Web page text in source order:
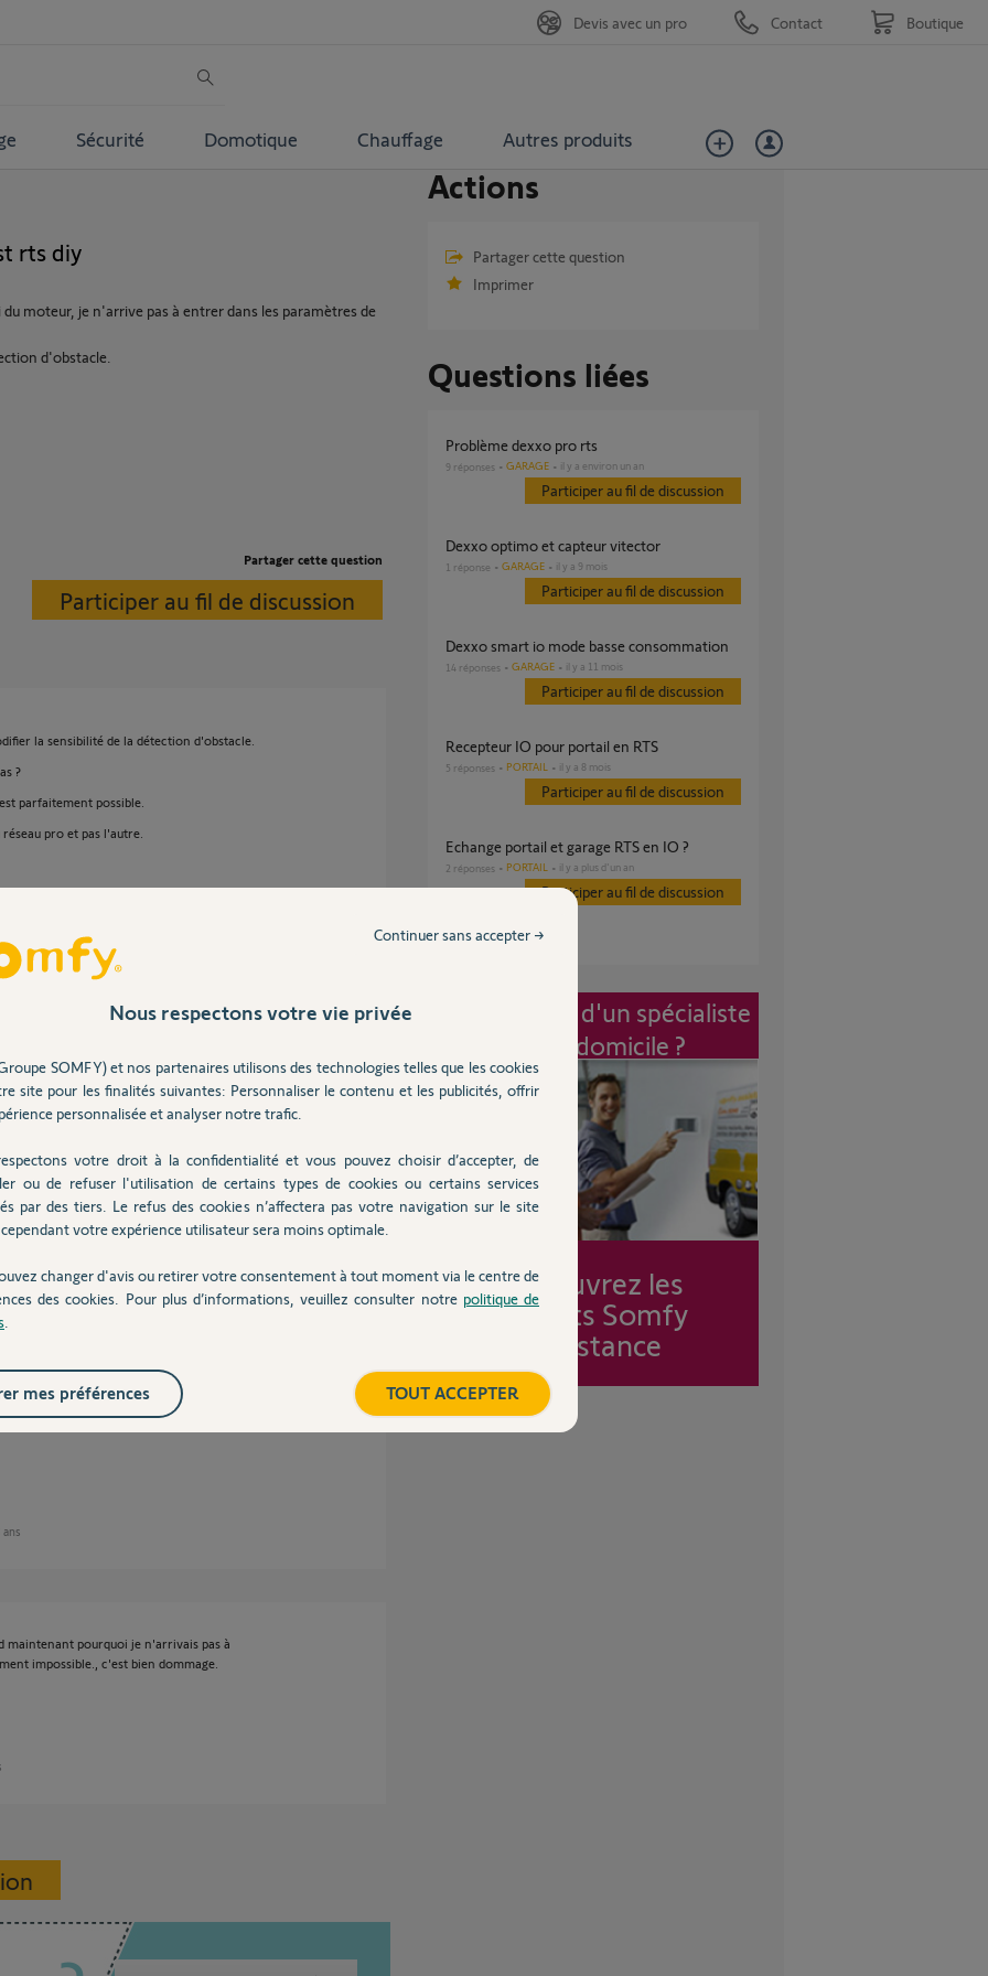
Sécurité Domotique Chauffage Autres produits
Devis avec un pro Contact Boutique
rts diy
moteur, je n'arrive pas à entrer dans les paramètres de
d'obstacle.
Partager cette question
Participer au fil de discussion
la sensibilité de la détection d'obstacle.
?
parfaitement possible.
pro et pas l'autre.
ans
de paramétrage de la sensibilité d'obstacle.
sur ce moteur j'avais réglé la détection
ce paramètre.
dorénavant plus possible.
ans
maintenant pourquoi je n'arrivais pas à
impossible., c'est bien dommage.
Actions
Partager cette question
Imprimer
Questions liées
problème dexxo pro rts
9 réponses GARAGE il y a environ un an
Participer au fil de discussion
Dexxo optimo et capteur vitector
1 réponse GARAGE il y a 9 mois
Participer au fil de discussion
Dexxo smart io mode basse consommation
14 réponses GARAGE il y a 11 mois
Participer au fil de discussion
recepteur IO pour portail en RTS
5 réponses PORTAIL il y a 8 mois
Participer au fil de discussion
Echange portail et garage RTS en IO ?
2 réponses PORTAIL il y a plus d'un an
Participer au fil de discussion
Intervention d'un spécialiste
à mon domicile ?
Découvrez les
forfaits Somfy
Assistance
Nous respectons votre vie privée
SOMFY) et nos partenaires utilisons des technologies telles que les cookies
site pour les finalités suivantes: Personnaliser le contenu et les publicités, offrir
personnalisée et analyser notre trafic.
votre droit à la confidentialité et vous pouvez choisir d’accepter, de
ou de refuser l'utilisation de certains types de cookies ou certains services
par des tiers. Le refus des cookies n’affectera pas votre navigation sur le site
votre expérience utilisateur sera moins optimale.
changer d'avis ou retirer votre consentement à tout moment via le centre de
des cookies. Pour plus d’informations, veuillez consulter notre politique de
Continuer sans accepter →
TOUT ACCEPTER
mes préférences